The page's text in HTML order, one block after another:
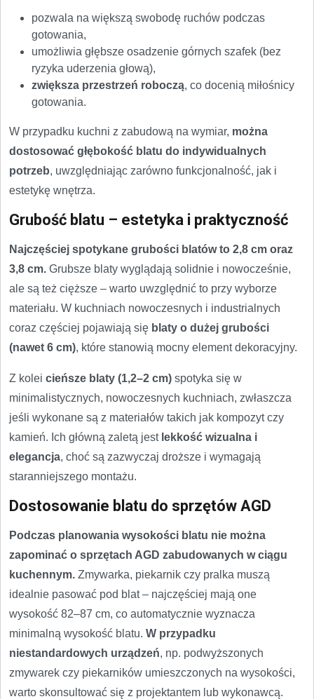
pozwala na większą swobodę ruchów podczas
gotowania,
umożliwia głębsze osadzenie górnych szafek (bez
ryzyka uderzenia głową),
zwiększa przestrzeń roboczą, co docenią miłośnicy
gotowania.
W przypadku kuchni z zabudową na wymiar, można
dostosować głębokość blatu do indywidualnych
potrzeb, uwzględniając zarówno funkcjonalność, jak i
estetykę wnętrza.
Grubość blatu – estetyka i praktyczność
Najczęściej spotykane grubości blatów to 2,8 cm oraz
3,8 cm. Grubsze blaty wyglądają solidnie i nowocześnie,
ale są też cięższe – warto uwzględnić to przy wyborze
materiału. W kuchniach nowoczesnych i industrialnych
coraz częściej pojawiają się blaty o dużej grubości
(nawet 6 cm), które stanowią mocny element dekoracyjny.
Z kolei cieńsze blaty (1,2–2 cm) spotyka się w
minimalistycznych, nowoczesnych kuchniach, zwłaszcza
jeśli wykonane są z materiałów takich jak kompozyt czy
kamień. Ich główną zaletą jest lekkość wizualna i
elegancja, choć są zazwyczaj droższe i wymagają
staranniejszego montażu.
Dostosowanie blatu do sprzętów AGD
Podczas planowania wysokości blatu nie można
zapominać o sprzętach AGD zabudowanych w ciągu
kuchennym. Zmywarka, piekarnik czy pralka muszą
idealnie pasować pod blat – najczęściej mają one
wysokość 82–87 cm, co automatycznie wyznacza
minimalną wysokość blatu. W przypadku
niestandardowych urządzeń, np. podwyższonych
zmywarek czy piekarników umieszczonych na wysokości,
warto skonsultować się z projektantem lub wykonawcą.